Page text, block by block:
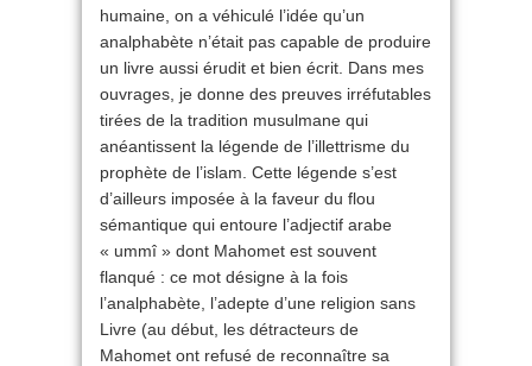
humaine, on a véhiculé l’idée qu’un
analphabète n’était pas capable de produire
un livre aussi érudit et bien écrit. Dans mes
ouvrages, je donne des preuves irréfutables
tirées de la tradition musulmane qui
anéantissent la légende de l’illettrisme du
prophète de l’islam. Cette légende s’est
d’ailleurs imposée à la faveur du flou
sémantique qui entoure l’adjectif arabe
« ummî » dont Mahomet est souvent
flanqué : ce mot désigne à la fois
l’analphabète, l’adepte d’une religion sans
Livre (au début, les détracteurs de
Mahomet ont refusé de reconnaître sa